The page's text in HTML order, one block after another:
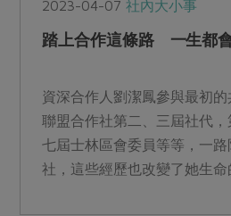
2023-04-07社內大小事
踏上合作這條路 一生都
資深合作人劉潔鳳參與最初
聯盟合作社第二、三屆社代
七屆士林區會委員等等，一
社，這些經歷也改變了她生命